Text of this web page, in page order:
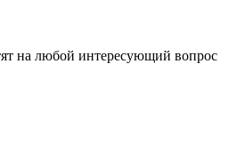
на любой интересующий вопрос